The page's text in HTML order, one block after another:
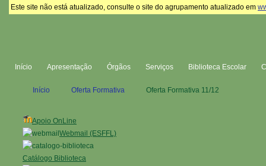
Este site não está atualizado, consulte o site do agrupamento atualizado em
Início Apresentação Órgãos Serviços Biblioteca Escolar
Apoio OnLine
Webmail (ESFFL)
Catálogo Biblioteca
Início Oferta Formativa Oferta Formativa 11/12